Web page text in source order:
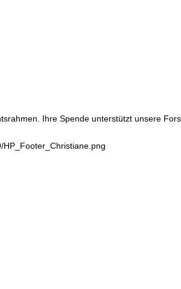
Ihre Spende unterstützt unsere